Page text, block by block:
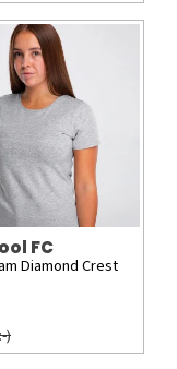
FC
Diamond Crest
)